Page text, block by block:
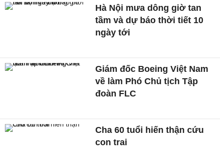
Hà Nội mưa dông giờ tan
tầm và dự báo thời tiết 10
ngày tới
Giám đốc Boeing Việt Nam
về làm Phó Chủ tịch Tập
đoàn FLC
Cha 60 tuổi hiến thận cứu
con trai